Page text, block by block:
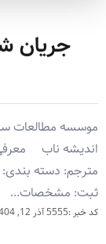
جریان
موسسه مطالعات
اندیشه ناب معرفی
مترجم: دسته
ثبت: مشخصات...
کد خبر :5555 آذر 12, 1404